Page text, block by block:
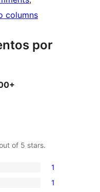
columns
por
of 5 stars.
1
1